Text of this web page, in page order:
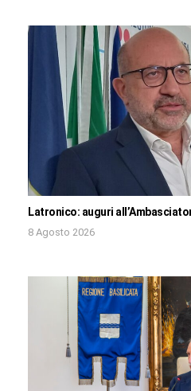
Latronico: auguri
8 Agosto 2026